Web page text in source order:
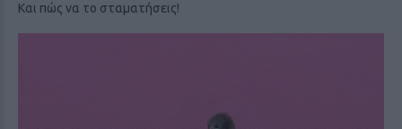
Και πώς να το σταματήσεις!